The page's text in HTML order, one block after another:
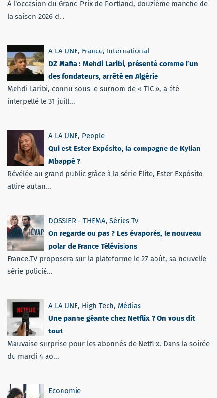
À l'occasion du Grand Prix de Portland, douzième manche de
la saison 2026 d...
A LA UNE, France, International
DZ Mafia : Mehdi Laribi, présenté comme l’un
des fondateurs, arrêté en Algérie
Mehdi Laribi, connu sous le surnom de « TIC », a été
interpellé le 31 juill...
A LA UNE, People
Qui est Ester Expósito, la compagne de Kylian
Mbappé ?
Révélée au grand public grâce à la série Élite, Ester Expósito
attire autan...
DOSSIER - THEMA, Séries Tv
On regarde ou pas ? Les évaporés, le nouveau
polar de France Télévisions
France.TV proposera sur la plateforme le 27 août, sa nouvelle
série policiè...
A LA UNE, High Tech, Médias
Une panne géante chez Netflix ? On vous dit
tout
Mauvaise surprise pour les abonnés de Netflix. Dans la soirée
du mardi 4 ao...
Economie